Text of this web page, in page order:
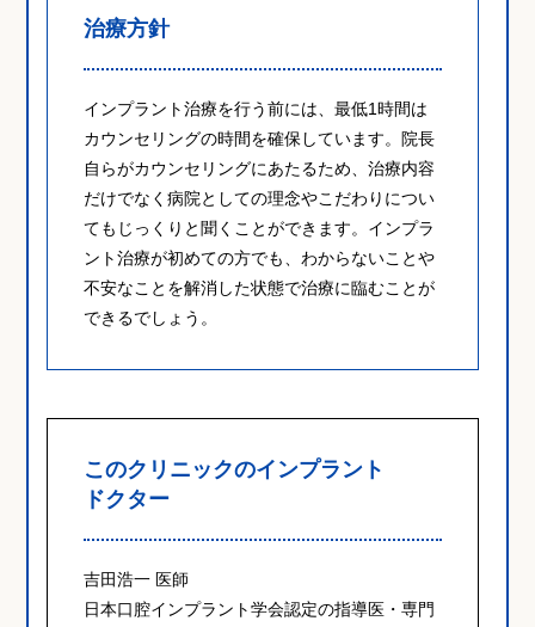
治療方針
インプラント治療を行う前には、最低1時間は
カウンセリングの時間を確保しています。院長
自らがカウンセリングにあたるため、治療内容
だけでなく病院としての理念やこだわりについ
てもじっくりと聞くことができます。インプラ
ント治療が初めての方でも、わからないことや
不安なことを解消した状態で治療に臨むことが
できるでしょう。
このクリニックのインプラント
ドクター
吉田浩一 医師
日本口腔インプラント学会認定の指導医・専門